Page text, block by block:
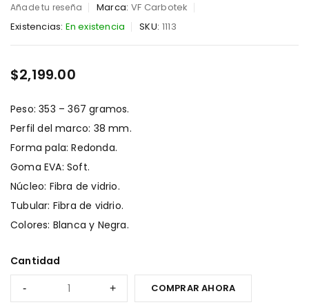
Añade tu reseña Marca: VF Carbotek
Existencias: En existencia SKU: 1113
$2,199.00
Peso: 353 – 367 gramos.
Perfil del marco: 38 mm.
Forma pala: Redonda.
Goma EVA: Soft.
Núcleo: Fibra de vidrio.
Tubular: Fibra de vidrio.
Colores: Blanca y Negra.
Cantidad
COMPRAR AHORA